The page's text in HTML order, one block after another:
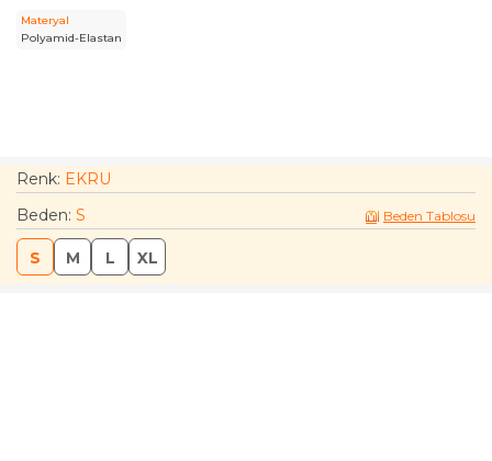
Materyal
Polyamid-Elastan
Renk: EKRU
Beden: S Beden Tablosu
S M L XL